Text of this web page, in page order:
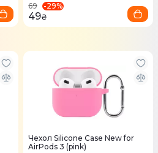
69
-29%
49₴
Чехол Silicone Case New for
AirPods 3 (pink)